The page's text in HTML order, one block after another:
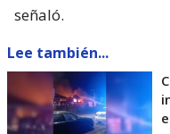
señaló.
Lee también...